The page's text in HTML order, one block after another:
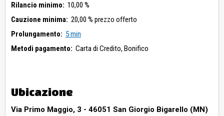
Rilancio minimo: 10,00 %
Cauzione minima: 20,00 % prezzo offerto
Prolungamento: 5 min
Metodi pagamento: Carta di Credito, Bonifico
Ubicazione
Via Primo Maggio, 3 - 46051 San Giorgio Bigarello (MN)